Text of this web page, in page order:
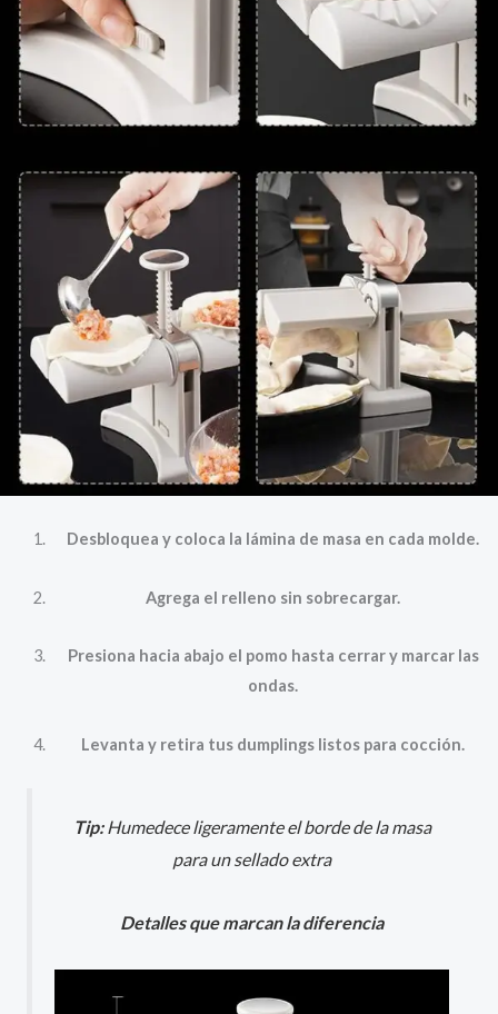
Desbloquea y coloca la lámina de masa en cada molde.
Agrega el relleno sin sobrecargar.
Presiona hacia abajo el pomo hasta cerrar y marcar las
ondas.
Levanta y retira tus dumplings listos para cocción.
Tip:Humedece ligeramente el borde de la masa
para un sellado extra
Detalles que marcan la diferencia